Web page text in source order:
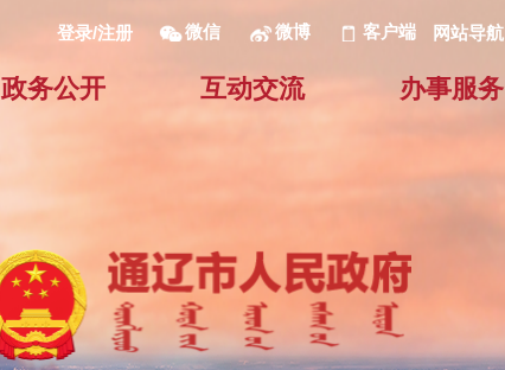
登录/注册 微信 微博 客户端 网站导航
政务公开 互动交流 办事服务